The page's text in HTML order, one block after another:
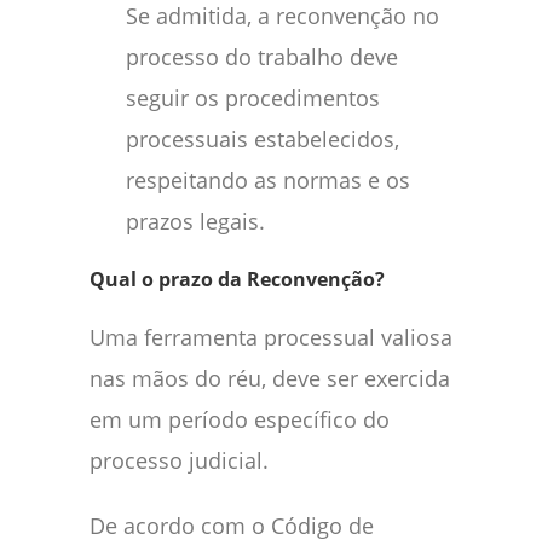
Se admitida, a reconvenção no
processo do trabalho deve
seguir os procedimentos
processuais estabelecidos,
respeitando as normas e os
prazos legais.
Qual o prazo da Reconvenção?
Uma ferramenta processual valiosa
nas mãos do réu, deve ser exercida
em um período específico do
processo judicial.
De acordo com o Código de